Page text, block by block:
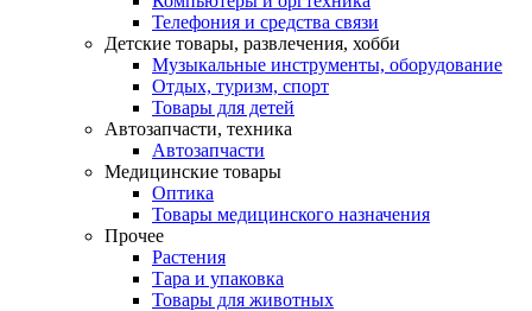
Телефония и средства связи
Детские товары, развлечения, хобби
Музыкальные инструменты, оборудование
Отдых, туризм, спорт
Товары для детей
Автозапчасти, техника
Автозапчасти
Медицинские товары
Оптика
Товары медицинского назначения
Прочее
Растения
Тара и упаковка
Товары для животных